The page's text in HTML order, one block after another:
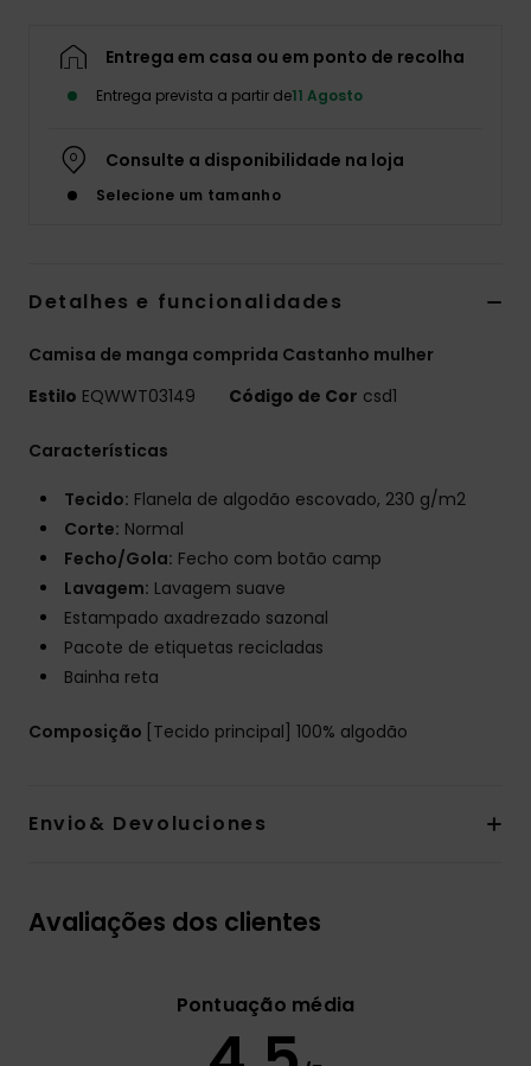
Entrega em casa ou em ponto de recolha
Entrega prevista a partir de11 Agosto
Consulte a disponibilidade na loja
Selecione um tamanho
Detalhes e funcionalidades
Camisa de manga comprida Castanho mulher
Estilo EQWWT03149 Código de Cor csd1
Características
Tecido: Flanela de algodão escovado, 230 g/m2
Corte: Normal
Fecho/Gola: Fecho com botão camp
Lavagem: Lavagem suave
Estampado axadrezado sazonal
Pacote de etiquetas recicladas
Bainha reta
Composição [Tecido principal] 100% algodão
Envio& Devoluciones
Avaliações dos clientes
Pontuação média